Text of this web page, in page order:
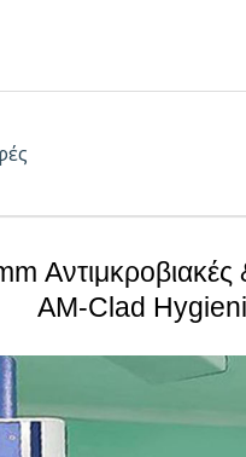
mm
mm
Αντιμκροβιακές
AM-Clad